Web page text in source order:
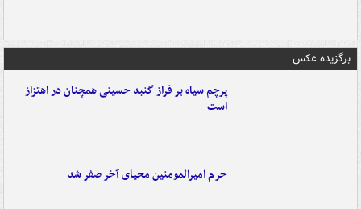
برگزیده عکس
پرچم سیاه بر فراز گنبد حسینی همچنان در اهتزاز
است
حرم امیرالمومنین محیای آخر صفر شد